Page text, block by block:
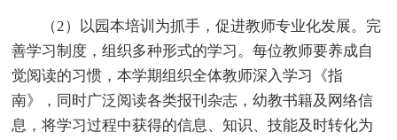
（2）以园本培训为抓手，促进教师专业化发展。完
善学习制度，组织多种形式的学习。每位教师要养成自
觉阅读的习惯，本学期组织全体教师深入学习《指
南》，同时广泛阅读各类报刊杂志，幼教书籍及网络信
息，将学习过程中获得的信息、知识、技能及时转化为